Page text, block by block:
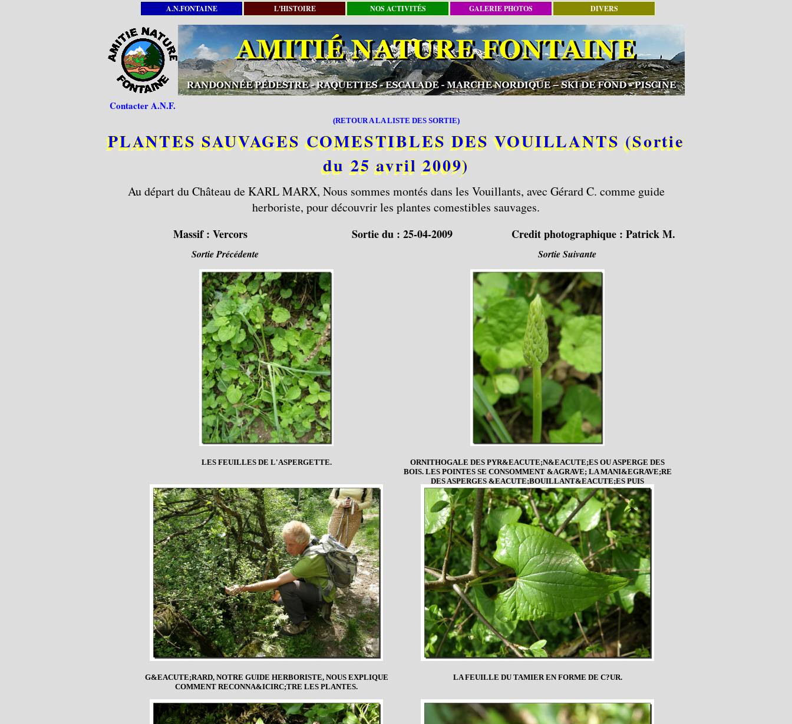
A.N.FONTAINE L'HISTOIRE NOS ACTIVITÉS GALERIE PHOTOS DIVERS
Contacter A.N.F.
(RETOUR A LA LISTE DES SORTIE)
PLANTES SAUVAGES COMESTIBLES DES VOUILLANTS (Sortie
du 25 avril 2009)
Au départ du Château de KARL MARX, Nous sommes montés dans les Vouillants, avec Gérard C. comme guide
herboriste, pour découvrir les plantes comestibles sauvages.
Massif : Vercors Sortie du : 25-04-2009 Credit photographique : Patrick M.
Sortie Précédente Sortie Suivante
LES FEUILLES DE L'ASPERGETTE.
ORNITHOGALE DES PYR&EACUTE;N&EACUTE;ES OU ASPERGE DES
BOIS. LES POINTES SE CONSOMMENT &AGRAVE; LA MANI&EGRAVE;RE
DES ASPERGES &EACUTE;BOUILLANT&EACUTE;ES PUIS
CUISIN&EACUTE;ES EN QUICHE OU EN OMELETTE.
G&EACUTE;RARD, NOTRE GUIDE HERBORISTE, NOUS EXPLIQUE
COMMENT RECONNA&ICIRC;TRE LES PLANTES.
LA FEUILLE DU TAMIER EN FORME DE C?UR.